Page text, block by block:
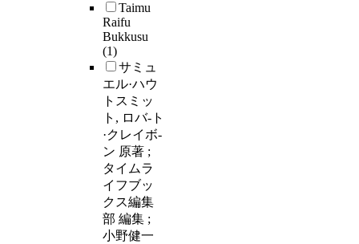
Taimu
Raifu
Bukkusu
(1)
サミュ
エル·ハウ
トスミッ
ト, ロバ-ト
·クレイボ-
ン 原著 ;
タイムラ
イフブッ
クス編集
部 編集 ;
小野健一